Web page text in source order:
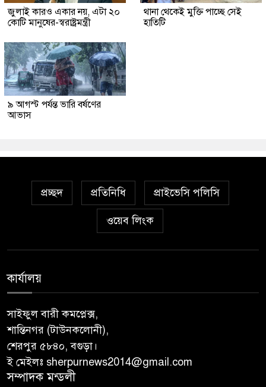
জুলাই কারও একার নয়, এটা ২০
কোটি মানুষের-স্বরাষ্ট্রমন্ত্রী
থানা থেকেই মুক্তি পাচ্ছে সেই
হাতিটি
৯ আগস্ট পর্যন্ত ভারি বর্ষণের
আভাস
প্রচ্ছদ প্রতিনিধি প্রাইভেসি পলিসি
ওয়েব লিংক
কার্যালয়
সাইফুল বারী কমপ্লেক্স,
শান্তিনগর (টাউনকলোনী),
শেরপুর ৫৮৪০, বগুড়া।
ই মেইলঃ sherpurnews2014@gmail.com
সম্পাদক মন্ডলী